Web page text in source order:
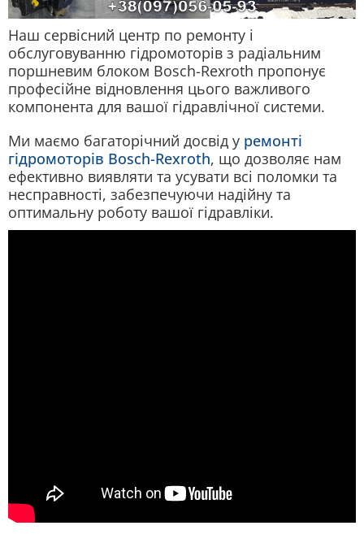
Наш сервісний центр по ремонту і
обслуговуванню гідромоторів з радіальним
поршневим блоком Bosch-Rexroth пропонує
професійне відновлення цього важливого
компонента для вашої гідравлічної системи.
Ми маємо багаторічний досвід у ремонті
гідромоторів Bosch-Rexroth, що дозволяє нам
ефективно виявляти та усувати всі поломки та
несправності, забезпечуючи надійну та
оптимальну роботу вашої гідравліки.